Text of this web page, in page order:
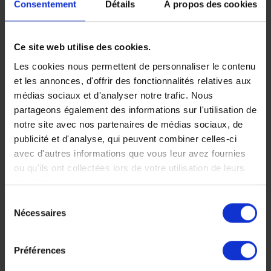
Consentement Détails À propos des cookies
Ce site web utilise des cookies.
Les cookies nous permettent de personnaliser le contenu
et les annonces, d'offrir des fonctionnalités relatives aux
médias sociaux et d'analyser notre trafic. Nous
partageons également des informations sur l'utilisation de
notre site avec nos partenaires de médias sociaux, de
publicité et d'analyse, qui peuvent combiner celles-ci
avec d'autres informations que vous leur avez fournies
ou qu'ils ont collectées lors de votre utilisation de leurs
services.
Nécessaires
Préférences
Faites nous part de vos
envies
voyage est unique, nous
construisons votre voyage à votre